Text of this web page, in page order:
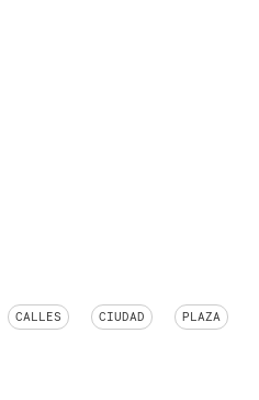
CALLES CIUDAD PLAZA